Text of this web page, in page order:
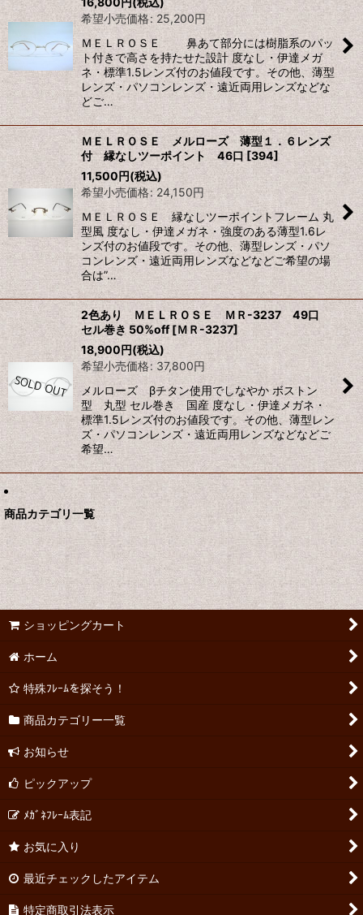
希望小売価格: 25,200円
ＭＥＬＲＯＳＥ 鼻あて部分には樹脂系のパッ
ト付きで高さを持たせた設計 度なし・伊達メガ
ネ・標準1.5レンズ付のお値段です。その他、薄型
レンズ・パソコンレンズ・遠近両用レンズなどな
どご…
ＭＥＬＲＯＳＥ メルローズ 薄型１．６レンズ
付 縁なしツーポイント 46口 [394]
11,500円(税込)
希望小売価格: 24,150円
ＭＥＬＲＯＳＥ 縁なしツーポイントフレーム 丸
型風 度なし・伊達メガネ・強度のある薄型1.6レ
ンズ付のお値段です。その他、薄型レンズ・パソ
コンレンズ・遠近両用レンズなどなどご希望の場
合は”…
2色あり ＭＥＬＲＯＳＥ ＭＲ-3237 49口
セル巻き 50%off [ＭＲ-3237]
18,900円(税込)
希望小売価格: 37,800円
メルローズ βチタン使用でしなやか ボストン
型 丸型 セル巻き 国産 度なし・伊達メガネ・
標準1.5レンズ付のお値段です。その他、薄型レン
ズ・パソコンレンズ・遠近両用レンズなどなどご
希望…
商品カテゴリ一覧
ショッピングカート
ホーム
特殊ﾌﾚｰﾑを探そう！
商品カテゴリー一覧
お知らせ
ピックアップ
ﾒｶﾞﾈﾌﾚｰﾑ表記
お気に入り
最近チェックしたアイテム
特定商取引法表示